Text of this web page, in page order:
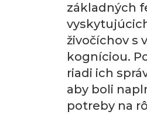
základných
živočíchov s
kogníciou.
riadi ich
aby boli
potreby na